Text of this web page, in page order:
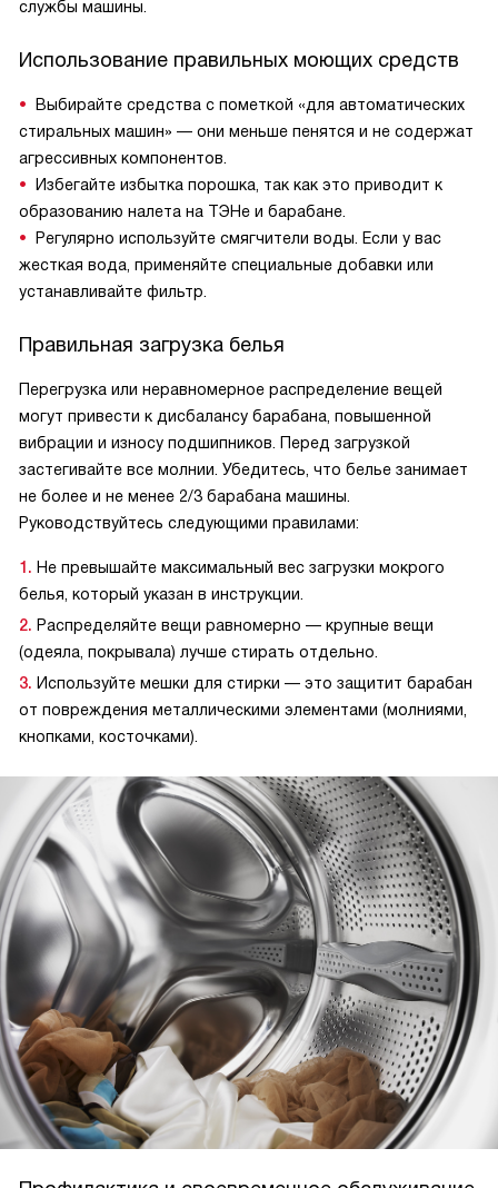
службы машины.
Использование правильных моющих средств
Выбирайте средства с пометкой «для автоматических
стиральных машин» — они меньше пенятся и не содержат
агрессивных компонентов.
Избегайте избытка порошка, так как это приводит к
образованию налета на ТЭНе и барабане.
Регулярно используйте смягчители воды. Если у вас
жесткая вода, применяйте специальные добавки или
устанавливайте фильтр.
Правильная загрузка белья
Перегрузка или неравномерное распределение вещей
могут привести к дисбалансу барабана, повышенной
вибрации и износу подшипников. Перед загрузкой
застегивайте все молнии. Убедитесь, что белье занимает
не более и не менее 2/3 барабана машины.
Руководствуйтесь следующими правилами:
Не превышайте максимальный вес загрузки мокрого
белья, который указан в инструкции.
Распределяйте вещи равномерно — крупные вещи
(одеяла, покрывала) лучше стирать отдельно.
Используйте мешки для стирки — это защитит барабан
от повреждения металлическими элементами (молниями,
кнопками, косточками).